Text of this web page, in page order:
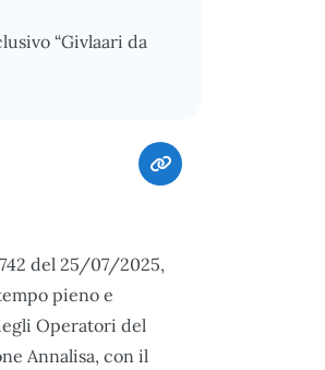
“Givlaari da
del 25/07/2025,
pieno e
Operatori del
Annalisa, con il